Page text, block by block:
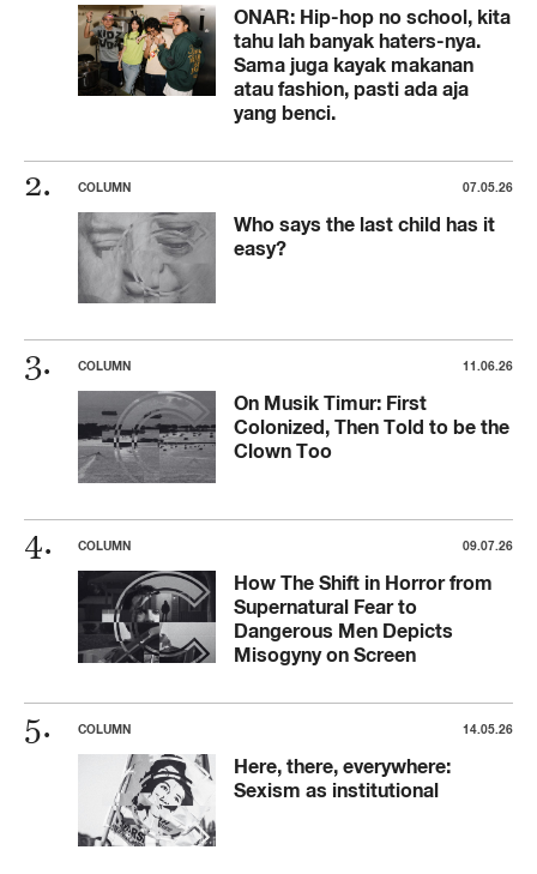
ONAR: Hip-hop no school, kita
tahu lah banyak haters-nya.
Sama juga kayak makanan
atau fashion, pasti ada aja
yang benci.
COLUMN 07.05.26
Who says the last child has it
easy?
COLUMN 11.06.26
On Musik Timur: First
Colonized, Then Told to be the
Clown Too
COLUMN 09.07.26
How The Shift in Horror from
Supernatural Fear to
Dangerous Men Depicts
Misogyny on Screen
COLUMN 14.05.26
Here, there, everywhere:
Sexism as institutional